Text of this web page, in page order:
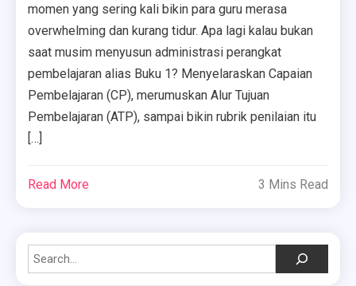
momen yang sering kali bikin para guru merasa
overwhelming dan kurang tidur. Apa lagi kalau bukan
saat musim menyusun administrasi perangkat
pembelajaran alias Buku 1? Menyelaraskan Capaian
Pembelajaran (CP), merumuskan Alur Tujuan
Pembelajaran (ATP), sampai bikin rubrik penilaian itu
[…]
Read More 3 Mins Read
Search